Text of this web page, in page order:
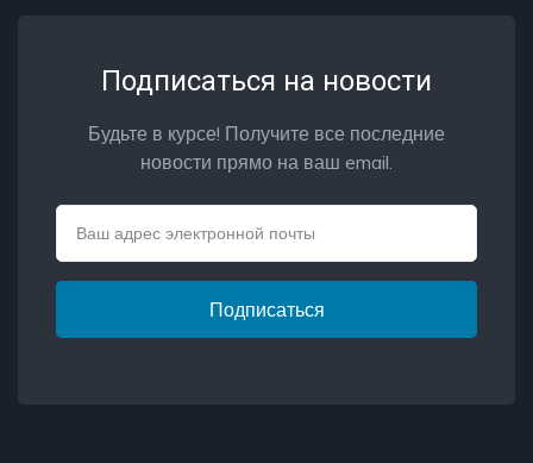
Подписаться на новости
Будьте в курсе! Получите все последние
новости прямо на ваш email.
Подписаться